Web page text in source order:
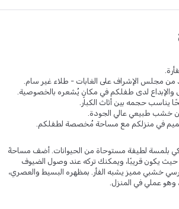
من مجلس الإشراف على الغابات - طلاء غير سام.
والإبداع لدى طفلكم في مكانٍ يُشعره بالخصوصية.
يناسب حجمه بين أثاث الكبار.
خشب طبيعي عالي الجودة.
في منزلكم مع مساحة مُخصصة لطفلكم.
بلمسة لطيفة مستوحاة من الحيوانات. أضف مساحةً
يكون قريبًا، ويمكنك تركه عند وصول الضيوف
خشبي مميز يشبه الفأر. بمظهره البسيط والعصري،
عملي في المنزل.